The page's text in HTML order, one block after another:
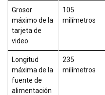
Grosor
máximo de la
tarjeta de
video
105
milímetros
Longitud
máxima de la
fuente de
alimentación
235
milímetros